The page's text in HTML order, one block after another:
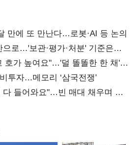
만에 또 만난다…로봇·AI 등 논의
로…'보관·평가·처분' 기준은
호가 높여요"…'덜 똘똘한 한 채'
투자…메모리 ‘삼국전쟁’
다 들어와요"…빈 매대 채우며 문